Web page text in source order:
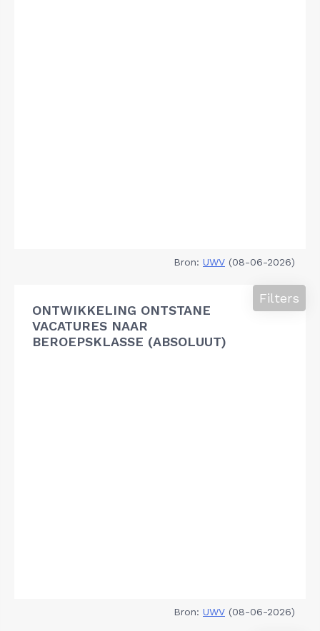
Bron: UWV (08-06-2026)
ONTWIKKELING ONTSTANE
VACATURES NAAR
BEROEPSKLASSE (ABSOLUUT)
Filters
Bron: UWV (08-06-2026)